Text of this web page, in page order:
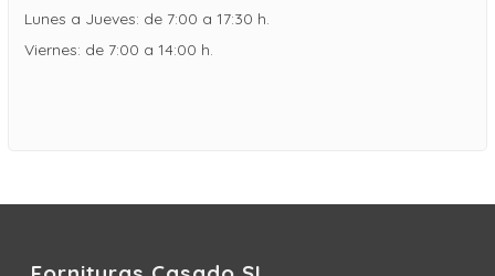
Lunes a Jueves: de 7:00 a 17:30 h.
Viernes: de 7:00 a 14:00 h.